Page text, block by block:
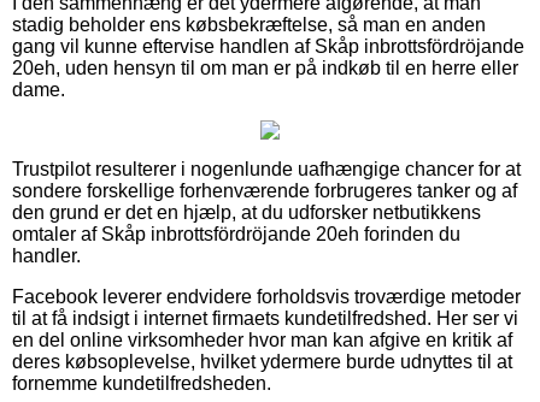
stadig beholder ens købsbekræftelse, så man en anden
gang vil kunne eftervise handlen af Skåp inbrottsfördröjande
20eh, uden hensyn til om man er på indkøb til en herre eller
dame.
Trustpilot resulterer i nogenlunde uafhængige chancer for at
sondere forskellige forhenværende forbrugeres tanker og af
den grund er det en hjælp, at du udforsker netbutikkens
omtaler af Skåp inbrottsfördröjande 20eh forinden du
handler.
Facebook leverer endvidere forholdsvis troværdige metoder
til at få indsigt i internet firmaets kundetilfredshed. Her ser vi
en del online virksomheder hvor man kan afgive en kritik af
deres købsoplevelse, hvilket ydermere burde udnyttes til at
fornemme kundetilfredsheden.